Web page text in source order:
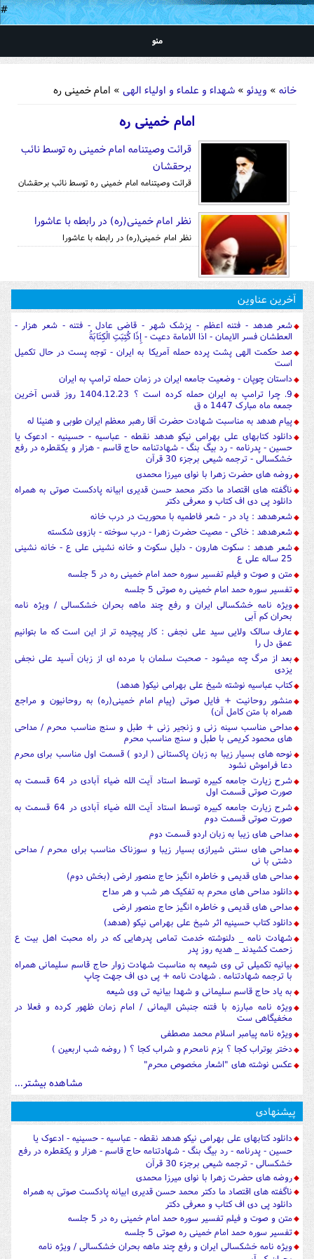
#
منو
خانه » ویدئو » شهداء و علماء و اولیاء الهی » امام خمینی ره
امام خمینی ره
قرائت وصیتنامه امام خمینی ره توسط نائب
برحقشان
قرائت وصیتنامه امام خمینی ره توسط نائب برحقشان
نظر امام خمینی(ره) در رابطه با عاشورا
نظر امام خمینی(ره) در رابطه با عاشورا
آخرین عناوین
شعر هدهد - فتنه اعظم - پزشک شهر - قاضی عادل - فتنه - شعر هزار -
العطشان فسر الایمان - اذا الامامة دعیت - إِذَا كُتِبَتِ الْكِتَابَةُ
صد حکمت الهی پشت پرده حمله آمریکا به ایران - توجه پست در حال تکمیل
است
داستان چوپان - وضعیت جامعه ایران در زمان حمله ترامپ به ایران
9. چرا ترامپ به ایران حمله کرده است ؟ 1404.12.23 روز قدس آخرین
جمعه ماه مبارک 1447 ه ق
پیام هدهد به مناسبت شهادت حضرت آقا رهبر معظم ایران طوبی و هنیئا له
دانلود کتابهای علی بهرامی نیکو هدهد نقطه - عباسیه - حسینیه - ادعوک یا
حسین - پدرنامه - رد بیگ بنگ - شهادتنامه حاج قاسم - هزار و یکقطره در رفع
خشکسالی - ترجمه شیعی برجزء 30 قرآن
روضه های حضرت زهرا با نوای میرزا محمدی
ناگفته های اقتصاد ما دکتر محمد حسن قدیری ابیانه پادکست صوتی به همراه
دانلود پی دی اف کتاب و معرفی دکتر
شعرهدهد : یاد در - شعر فاطمیه با محوریت در درب خانه
شعرهدهد : خاکی - مصیت حضرت زهرا - درب سوخته - بازوی شکسته
شعر هدهد : سکوت هارون - دلیل سکوت و خانه نشینی علی ع - خانه نشینی
25 ساله علی ع
متن و صوت و فیلم تفسیر سوره حمد امام خمینی ره در 5 جلسه
تفسیر سوره حمد امام خمینی ره صوتی 5 جلسه
ویژه نامه خشکسالی ایران و رفع چند ماهه بحران خشکسالی / ویژه نامه
بحران کم آبی
عارف سالک ولایی سید علی نجفی : کار پیچیده تر از این است که ما بتوانیم
عمق دل را
بعد از مرگ چه میشود - صحبت سلمان با مرده ای از زبان آسید علی نجفی
یزدی
کتاب عباسیه نوشته شیخ علی بهرامی نیکو( هدهد)
منشور روحانیت + فایل صوتی (پیام امام خمینی(ره) به روحانیون و مراجع
همراه با متن کامل آن)
مداحی مناسب سینه زنی و زنجیر زنی + طبل و سنج مناسب محرم / مداحی
های محمود کریمی با طبل و سنج مناسب محرم
نوحه های بسیار زیبا به زبان پاکستانی ( اردو ) قسمت اول مناسب برای محرم
دعا فراموش نشود
شرح زیارت جامعه کبیره توسط استاد آیت الله ضیاء آبادی در 64 قسمت به
صورت صوتی قسمت اول
شرح زیارت جامعه کبیره توسط استاد آیت الله ضیاء آبادی در 64 قسمت به
صورت صوتی قسمت دوم
مداحی های زیبا به زبان اردو قسمت دوم
مداحی های سنتی شیرازی بسیار زیبا و سوزناک مناسب برای محرم / مداحی
دشتی با نی
مداحی های قدیمی و خاطره انگیز حاج منصور ارضی (بخش دوم)
دانلود مداحی های محرم به تفکیک هر شب و هر مداح
مداحی های قدیمی و خاطره انگیز حاج منصور ارضی
دانلود کتاب حسینیه اثر شیخ علی بهرامی نیکو (هدهد)
شهادت نامه _ دلنوشته خدمت تمامی پدرهایی که در راه محبت اهل بیت ع
زحمت کشیدند _ هدیه روز پدر
بیانیه تکمیلی تی وی شیعه به مناسبت شهادت زوار حاج قاسم سلیمانی همراه
با ترجمه شهادتنامه . شهادت نامه + پی دی اف جهت چاپ
به یاد حاج قاسم سلیمانی و شهدا بیانیه تی وی شیعه
ویژه نامه مبارزه با فتنه جنبش الیمانی / امام زمان ظهور کرده و فعلا در
مخفیگاهی ست
ویژه نامه پیامبر اسلام محمد مصطفی
دختر بوتراب کجا ؟ بزم نامحرم و شراب کجا ؟ ( روضه شب اربعین )
عکس نوشته های "اشعار مخصوص محرم"
مشاهده بیشتر...
پیشنهادی
دانلود کتابهای علی بهرامی نیکو هدهد نقطه - عباسیه - حسینیه - ادعوک یا
حسین - پدرنامه - رد بیگ بنگ - شهادتنامه حاج قاسم - هزار و یکقطره در رفع
خشکسالی - ترجمه شیعی برجزء 30 قرآن
روضه های حضرت زهرا با نوای میرزا محمدی
ناگفته های اقتصاد ما دکتر محمد حسن قدیری ابیانه پادکست صوتی به همراه
دانلود پی دی اف کتاب و معرفی دکتر
متن و صوت و فیلم تفسیر سوره حمد امام خمینی ره در 5 جلسه
تفسیر سوره حمد امام خمینی ره صوتی 5 جلسه
ویژه نامه خشکسالی ایران و رفع چند ماهه بحران خشکسالی / ویژه نامه